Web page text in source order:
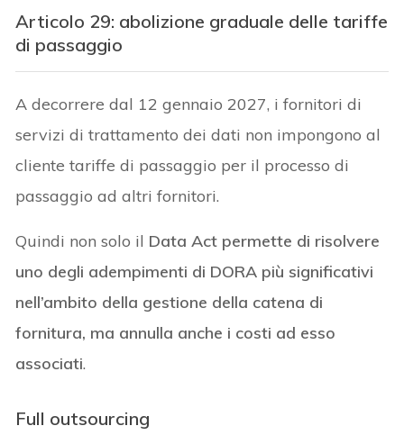
Articolo 29: abolizione graduale delle tariffe
di passaggio
A decorrere dal 12 gennaio 2027, i fornitori di
servizi di trattamento dei dati non impongono al
cliente tariffe di passaggio per il processo di
passaggio ad altri fornitori.
Quindi non solo il Data Act permette di risolvere
uno degli adempimenti di DORA più significativi
nell’ambito della gestione della catena di
fornitura, ma annulla anche i costi ad esso
associati.
Full outsourcing